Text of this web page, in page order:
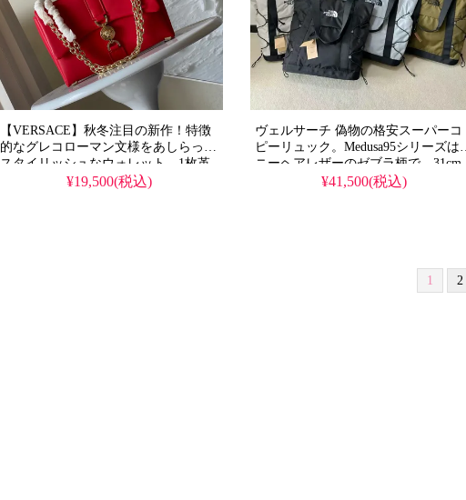
【VERSACE】秋冬注目の新作！特徴
的なグレコローマン文様をあしらった
スタイリッシュなウォレット。1枚革
使用で高級感抜群。偽物とは異なる精
¥19,500(税込)
ヴェルサーチ 偽物の格安スーパーコ
ピーリュック。Medusa95シリーズは
ニーヘアレザーのゼブラ柄で、31cm
サイズの力強いデザインのレプリカ。
¥41,500(税込)
1 2